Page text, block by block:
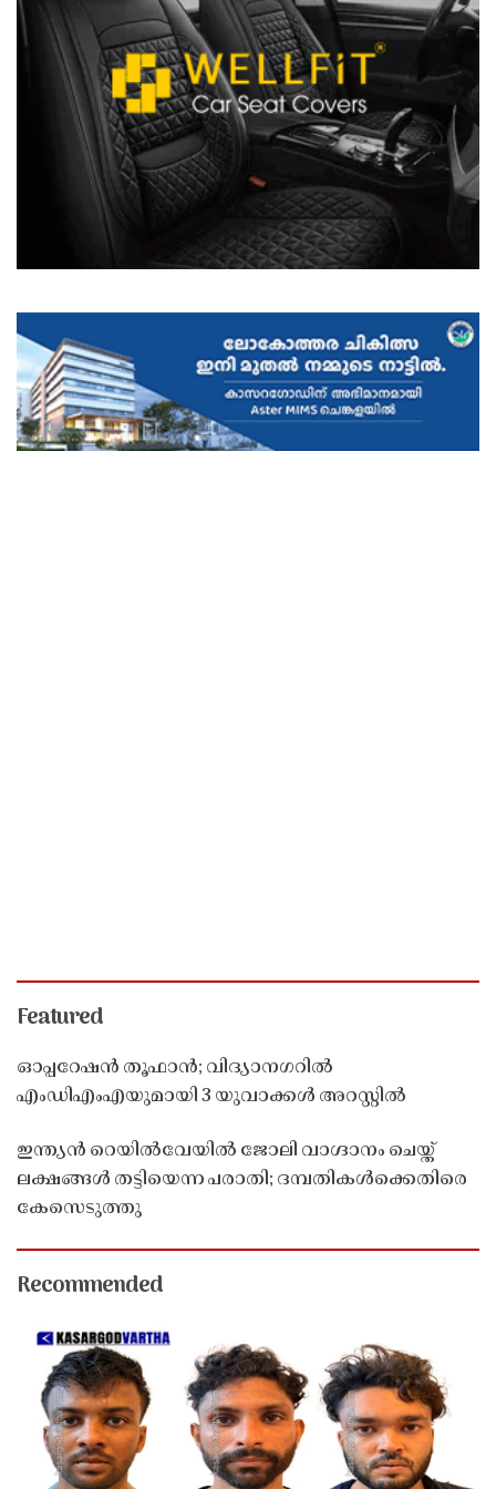
Featured
ഓപ്പറേഷൻ തൂഫാൻ; വിദ്യാനഗറിൽ
എംഡിഎംഎയുമായി 3 യുവാക്കൾ അറസ്റ്റിൽ
ഇന്ത്യൻ റെയിൽവേയിൽ ജോലി വാഗ്ദാനം ചെയ്ത്
ലക്ഷങ്ങൾ തട്ടിയെന്ന പരാതി; ദമ്പതികൾക്കെതിരെ
കേസെടുത്തു
Recommended